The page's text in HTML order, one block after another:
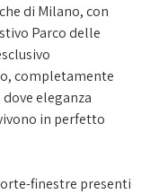
di Milano, con
Parco delle
completamente
eleganza
in perfetto
finestre presenti